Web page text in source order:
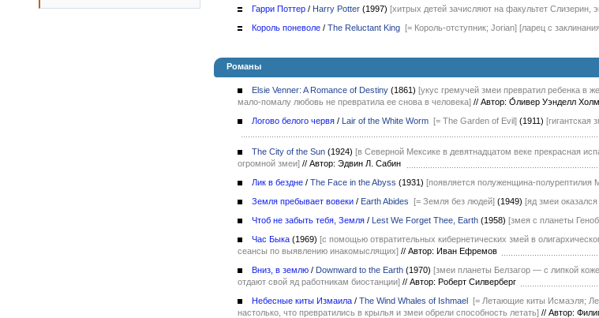
Гарри Поттер / Harry Potter (1997) [хитрых детей зачисляют на факультет Слизерин,
Король поневоле / The Reluctant King [= Король-отступник; Jorian] [ларец с
Романы
Elsie Venner: A Romance of Destiny (1861) [укус гремучей змеи превратил ребенка в
мало-помалу любовь не превратила ее снова в человека] // Автор: О́ливер Уэнделл
Логово белого червя / Lair of the White Worm [= The Garden of Evil] (1911) [гигантская
The City of the Sun (1924) [в Северной Мексике в девятнадцатом веке прекрасная
огромной змеи] // Автор: Эдвин Л. Сабин
Лик в бездне / The Face in the Abyss (1931) [появляется полуженщина-полурептилия
Земля пребывает вовеки / Earth Abides [= Земля без людей] (1949) [яд змеи
Чтоб не забыть тебя, Земля / Lest We Forget Thee, Earth (1958) [змея с планеты
Час Быка (1969) [с помощью отвратительных кибернетических змей в
сеансы по выявлению инакомыслящих] // Автор: Иван Ефремов
Вниз, в землю / Downward to the Earth (1970) [змеи планеты Белзагор — с липкой
отдают свой яд работникам биостанции] // Автор: Роберт Силверберг
Небесные киты Измаила / The Wind Whales of Ishmael [= Летающие киты Исмаэля;
настолько, что превратились в крылья и змеи обрели способность летать] // Автор: